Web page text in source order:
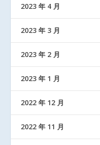
2023 年 4 月
2023 年 3 月
2023 年 2 月
2023 年 1 月
2022 年 12 月
2022 年 11 月